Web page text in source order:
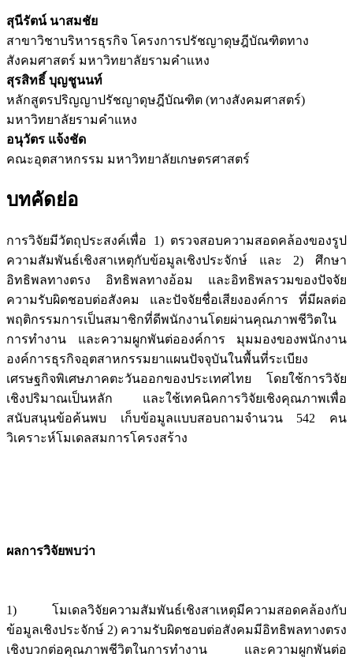
สุนีรัตน์ นาสมชัย
สาขาวิชาบริหารธุรกิจ โครงการปรัชญาดุษฎีบัณฑิตทาง
สังคมศาสตร์ มหาวิทยาลัยรามคำแหง
สุรสิทธิ์ บุญชูนนท์
หลักสูตรปริญญาปรัชญาดุษฎีบัณฑิต (ทางสังคมศาสตร์)
มหาวิทยาลัยรามคำแหง
อนุวัตร แจ้งชัด
คณะอุตสาหกรรม มหาวิทยาลัยเกษตรศาสตร์
บทคัดย่อ
การวิจัยมีวัตถุประสงค์เพื่อ 1) ตรวจสอบความสอดคล้องของรูป
ความสัมพันธ์เชิงสาเหตุกับข้อมูลเชิงประจักษ์ และ 2) ศึกษา
อิทธิพลทางตรง อิทธิพลทางอ้อม และอิทธิพลรวมของปัจจัย
ความรับผิดชอบต่อสังคม และปัจจัยชื่อเสียงองค์การ ที่มีผลต่อ
พฤติกรรมการเป็นสมาชิกที่ดีพนักงานโดยผ่านคุณภาพชีวิตใน
การทำงาน และความผูกพันต่อองค์การ มุมมองของพนักงาน
องค์การธุรกิจอุตสาหกรรมยาแผนปัจจุบันในพื้นที่ระเบียง
เศรษฐกิจพิเศษภาคตะวันออกของประเทศไทย โดยใช้การวิจัย
เชิงปริมาณเป็นหลัก และใช้เทคนิคการวิจัยเชิงคุณภาพเพื่อ
สนับสนุนข้อค้นพบ เก็บข้อมูลแบบสอบถามจำนวน 542 คน
วิเคราะห์โมเดลสมการโครงสร้าง
ผลการวิจัยพบว่า
1) โมเดลวิจัยความสัมพันธ์เชิงสาเหตุมีความสอดคล้องกับ
ข้อมูลเชิงประจักษ์ 2) ความรับผิดชอบต่อสังคมมีอิทธิพลทางตรง
เชิงบวกต่อคุณภาพชีวิตในการทำงาน และความผูกพันต่อ